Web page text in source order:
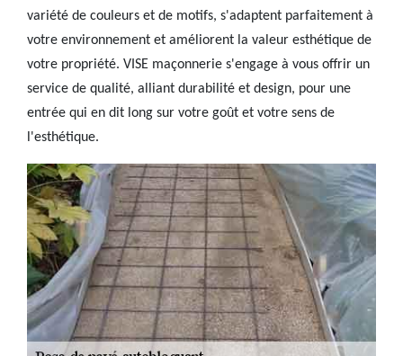
variété de couleurs et de motifs, s'adaptent parfaitement à
votre environnement et améliorent la valeur esthétique de
votre propriété. VISE maçonnerie s'engage à vous offrir un
service de qualité, alliant durabilité et design, pour une
entrée qui en dit long sur votre goût et votre sens de
l'esthétique.